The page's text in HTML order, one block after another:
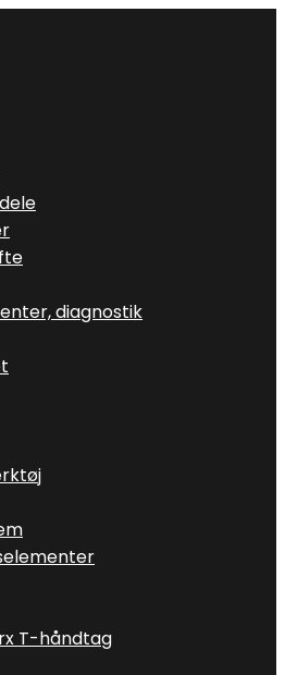
diagnostik
T-håndtag